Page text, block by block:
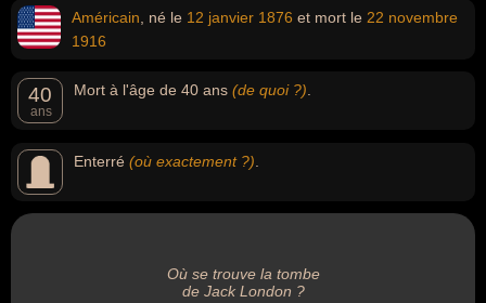
Américain , né le 12 janvier 1876 et mort le 22 novembre
1916
40
ans
Mort à l'âge de 40 ans (de quoi ?)
Enterré (où exactement ?)
Où se trouve la tombe
de Jack London ?